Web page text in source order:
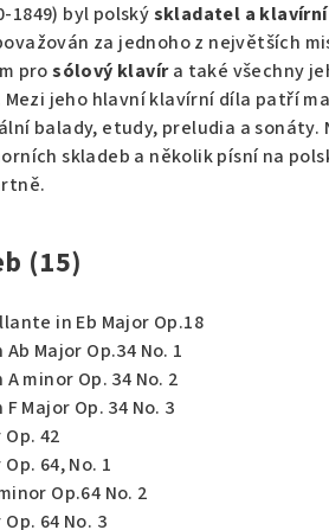
1849) byl polskýskladatel a
za jednoho z největších
prosólový klavíra také všechny
jeho hlavní klavírní díla patří
balady, etudy, preludia a sonáty.
skladeb a několik písní na
(15)
in Eb Major Op.18
Major Op.34 No. 1
minor Op. 34 No. 2
Major Op. 34 No. 3
42
64, No. 1
Op.64 No. 2
64 No. 3